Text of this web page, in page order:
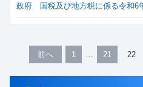
政府 国税及び地方税に係る令和6
前へ 1 21 22